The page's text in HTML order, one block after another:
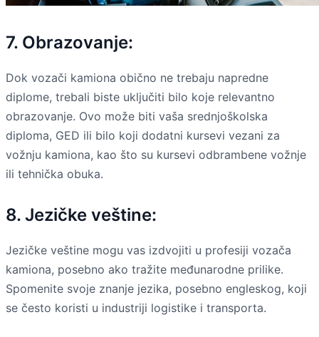
7. Obrazovanje:
Dok vozači kamiona obično ne trebaju napredne
diplome, trebali biste uključiti bilo koje relevantno
obrazovanje. Ovo može biti vaša srednjoškolska
diploma, GED ili bilo koji dodatni kursevi vezani za
vožnju kamiona, kao što su kursevi odbrambene vožnje
ili tehnička obuka.
8. Jezičke veštine:
Jezičke veštine mogu vas izdvojiti u profesiji vozača
kamiona, posebno ako tražite međunarodne prilike.
Spomenite svoje znanje jezika, posebno engleskog, koji
se često koristi u industriji logistike i transporta.